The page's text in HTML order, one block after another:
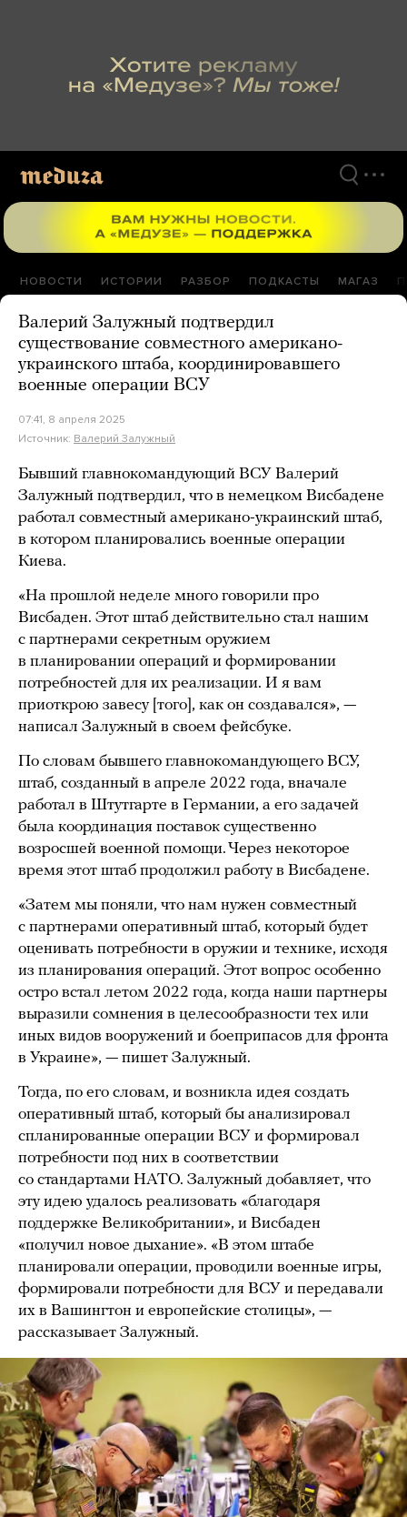
НОВОСТИ ИСТОРИИ РАЗБОР ПОДКАСТЫ МАГАЗ
Валерий Залужный подтвердил
существование совместного американо-
украинского штаба, координировавшего
военные операции ВСУ
07:41, 8 апреля 2025
Источник: Валерий Залужный
Бывший главнокомандующий ВСУ Валерий
Залужный подтвердил, что в немецком Висбадене
работал совместный американо-украинский штаб,
в котором планировались военные операции
Киева.
«На прошлой неделе много говорили про
Висбаден. Этот штаб действительно стал нашим
с партнерами секретным оружием
в планировании операций и формировании
потребностей для их реализации. И я вам
приоткрою завесу [того], как он создавался», —
написал Залужный в своем фейсбуке.
По словам бывшего главнокомандующего ВСУ,
штаб, созданный в апреле 2022 года, вначале
работал в Штутгарте в Германии, а его задачей
была координация поставок существенно
возросшей военной помощи. Через некоторое
время этот штаб продолжил работу в Висбадене.
«Затем мы поняли, что нам нужен совместный
с партнерами оперативный штаб, который будет
оценивать потребности в оружии и технике, исходя
из планирования операций. Этот вопрос особенно
остро встал летом 2022 года, когда наши партнеры
выразили сомнения в целесообразности тех или
иных видов вооружений и боеприпасов для фронта
в Украине», — пишет Залужный.
Тогда, по его словам, и возникла идея создать
оперативный штаб, который бы анализировал
спланированные операции ВСУ и формировал
потребности под них в соответствии
со стандартами НАТО. Залужный добавляет, что
эту идею удалось реализовать «благодаря
поддержке Великобритании», и Висбаден
«получил новое дыхание». «В этом штабе
планировали операции, проводили военные игры,
формировали потребности для ВСУ и передавали
их в Вашингтон и европейские столицы», —
рассказывает Залужный.